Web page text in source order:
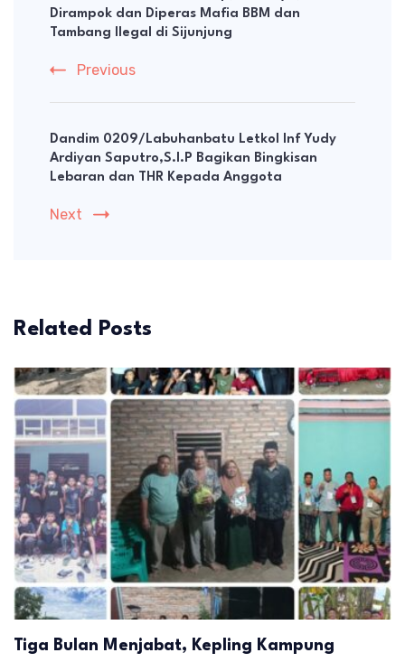
Dirampok dan Diperas Mafia BBM dan
Tambang Ilegal di Sijunjung
Previous
Dandim 0209/Labuhanbatu Letkol Inf Yudy
Ardiyan Saputro,S.I.P Bagikan Bingkisan
Lebaran dan THR Kepada Anggota
Next
Related Posts
Tiga Bulan Menjabat, Kepling Kampung